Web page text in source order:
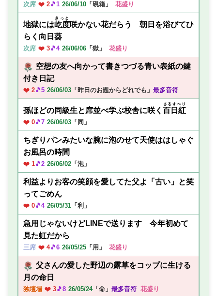
次席 ❤️ 2🎵1 26/06/10 「硯箱」 花盛り
地獄には屹度
きっと
咲かない花だらう 朝日を浴びてひ
らく向日葵
次席 ❤️ 3🎵4 26/06/06 「獄」 花盛り
空想の友へ向かって書きつづる青い表紙の鍵
付き日記
❤️ 2🎵5 26/06/03 「昨日のお題からどれでも」 最多音符
孫ほどの同級生と席並べ学ぶ校舎に咲く 百日紅
さるすべり
❤️ 0🎵7 26/06/03 「同」
ちぎりパンみたいな腕に泡のせて天使ははしゃぐ
お風呂の時間
❤️ 1🎵2 26/06/02 「泡」
利益よりお客の笑顔を愛してた父よ「古い」と笑
ってごめん
❤️ 0🎵4 26/05/31 「利」
急用じゃないけどLINEで送ります 今年初めて
見た虹だから
三席 ❤️ 4🎵6 26/05/25 「用」 花盛り
父さんの愛した野辺の露草をコップに生ける
月の命日
独壇場 ❤️ 3🎵8 26/05/24「命」 最多音符 花盛り